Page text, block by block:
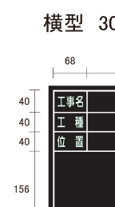
お問い合わせ